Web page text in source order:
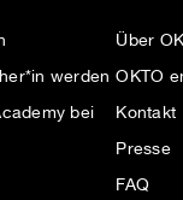
werden
bei
Über
OKTO
Kontakt
Presse
FAQ